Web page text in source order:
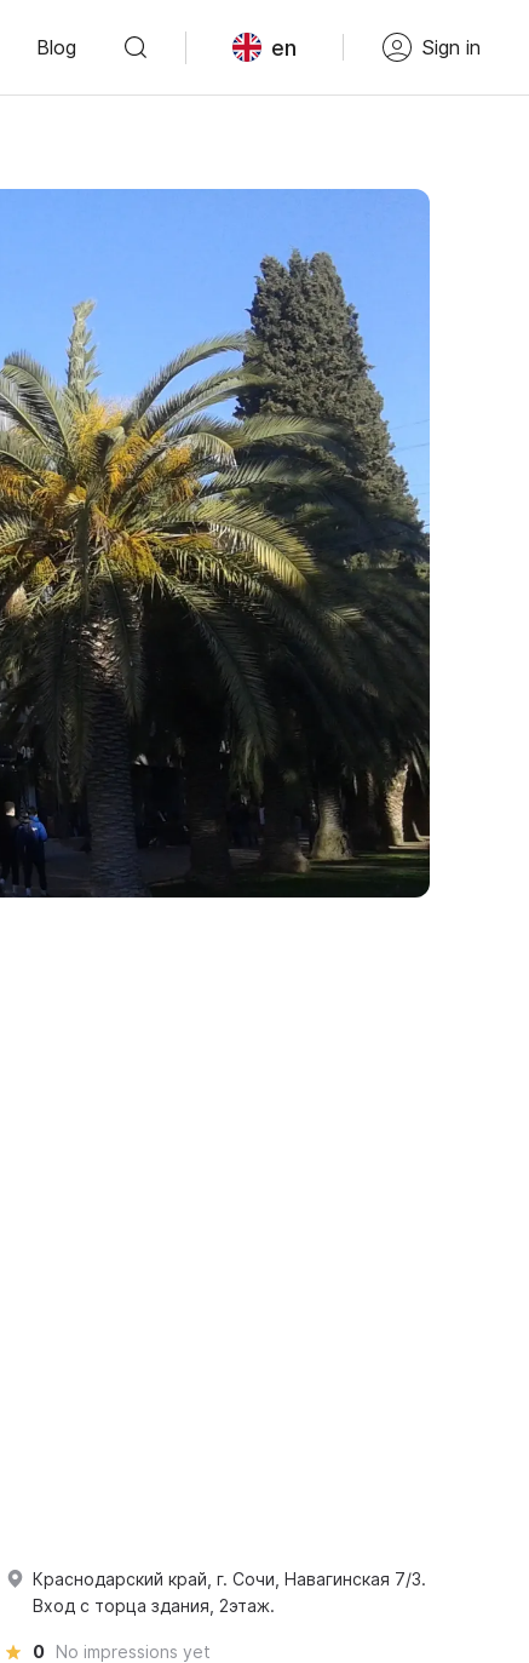
Blog en Sign in
Краснодарский край, г. Сочи, Навагинская 7/3.
Вход с торца здания, 2этаж.
0 No impressions yet